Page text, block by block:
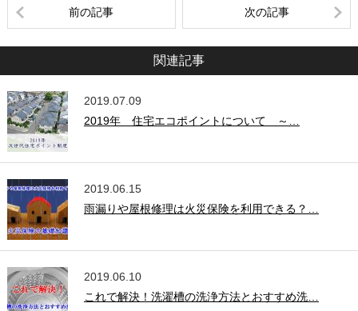
前の記事 次の記事
関連記事
2019.07.09
2019年 住宅エコポイントについて ～…
2019.06.15
雨漏りや屋根修理は火災保険を利用できる？…
2019.06.10
これで解決！洗濯槽の洗浄方法とおすすめ洗…